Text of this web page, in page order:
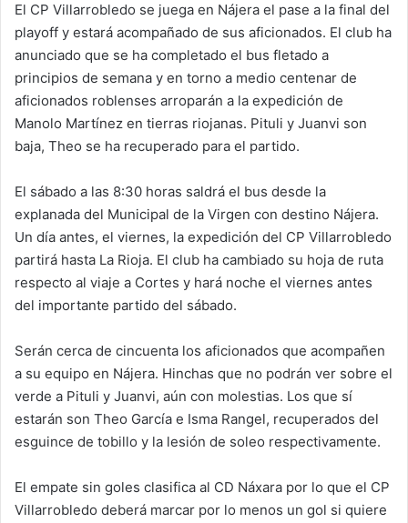
El CP Villarrobledo se juega en Nájera el pase a la final del
playoff y estará acompañado de sus aficionados. El club ha
anunciado que se ha completado el bus fletado a
principios de semana y en torno a medio centenar de
aficionados roblenses arroparán a la expedición de
Manolo Martínez en tierras riojanas. Pituli y Juanvi son
baja, Theo se ha recuperado para el partido.
El sábado a las 8:30 horas saldrá el bus desde la
explanada del Municipal de la Virgen con destino Nájera.
Un día antes, el viernes, la expedición del CP Villarrobledo
partirá hasta La Rioja. El club ha cambiado su hoja de ruta
respecto al viaje a Cortes y hará noche el viernes antes
del importante partido del sábado.
Serán cerca de cincuenta los aficionados que acompañen
a su equipo en Nájera. Hinchas que no podrán ver sobre el
verde a Pituli y Juanvi, aún con molestias. Los que sí
estarán son Theo García e Isma Rangel, recuperados del
esguince de tobillo y la lesión de soleo respectivamente.
El empate sin goles clasifica al CD Náxara por lo que el CP
Villarrobledo deberá marcar por lo menos un gol si quiere